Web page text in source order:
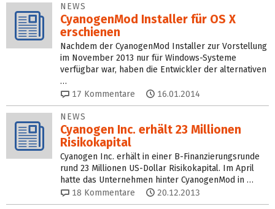
NEWS
CyanogenMod Installer für OS X
erschienen
Nachdem der CyanogenMod Installer zur Vorstellung
im November 2013 nur für Windows-Systeme
verfügbar war, haben die Entwickler der alternativen
…
17 Kommentare 16.01.2014
NEWS
Cyanogen Inc. erhält 23 Millionen
Risikokapital
Cyanogen Inc. erhält in einer B-Finanzierungsrunde
rund 23 Millionen US-Dollar Risikokapital. Im April
hatte das Unternehmen hinter CyanogenMod in …
18 Kommentare 20.12.2013